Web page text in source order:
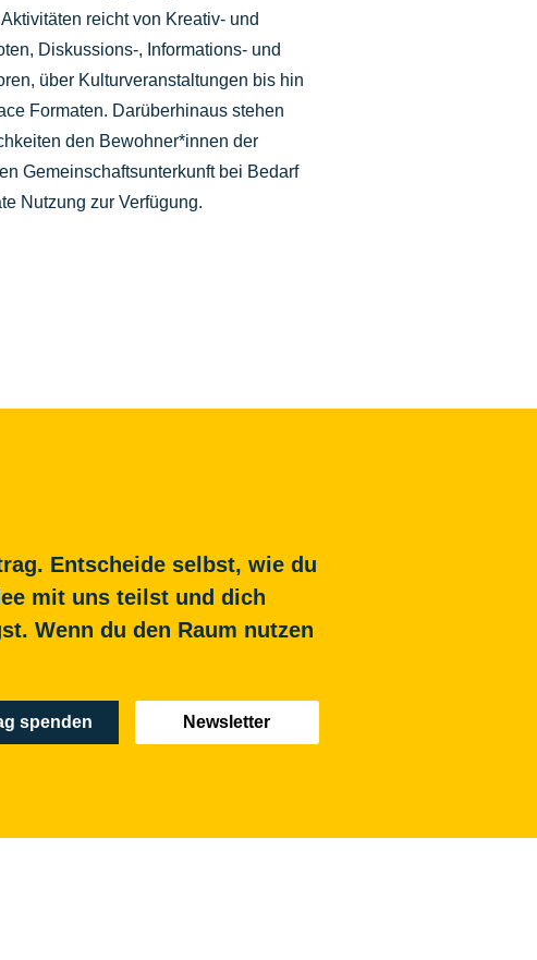
reicht von Kreativ- und
Diskussions-, Informations- und
über Kulturveranstaltungen bis hin
Formaten. Darüberhinaus stehen
den Bewohner*innen der
Gemeinschaftsunterkunft bei Bedarf
Nutzung zur Verfügung.
Entscheide selbst, wie du
mit uns teilst und dich
Wenn du den Raum nutzen
spenden Newsletter